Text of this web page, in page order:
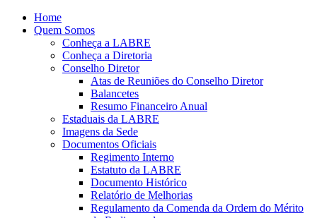
Home
Quem Somos
Conheça a LABRE
Conheça a Diretoria
Conselho Diretor
Atas de Reuniões do Conselho Diretor
Balancetes
Resumo Financeiro Anual
Estaduais da LABRE
Imagens da Sede
Documentos Oficiais
Regimento Interno
Estatuto da LABRE
Documento Histórico
Relatório de Melhorias
Regulamento da Comenda da Ordem do Mérito